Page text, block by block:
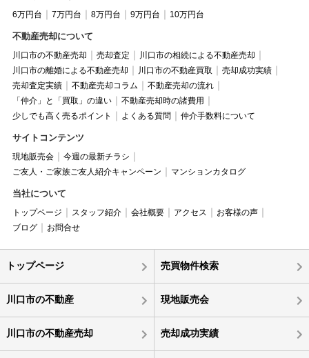
6万円台 7万円台 8万円台 9万円台 10万円台
不動産売却について
川口市の不動産売却 売却査定
川口市の相続による不動産売却
川口市の離婚による不動産売却
川口市の不動産買取
売却成功実績
売却査定実績
不動産売却コラム
不動産売却の流れ
「仲介」と「買取」の違い
不動産売却時の諸費用
少しでも高く売るポイント
よくある質問 仲介手数料について
サイトコンテンツ
現地販売会
今週の最新チラシ
ご友人・ご家族ご友人紹介キャンペーン
マンションカタログ
当社について
トップページ スタッフ紹介 会社概要 アクセス
お客様の声
ブログ
お問合せ
トップページ 売買物件検索
川口市の不動産 現地販売会
川口市の不動産売却 売却成功実績